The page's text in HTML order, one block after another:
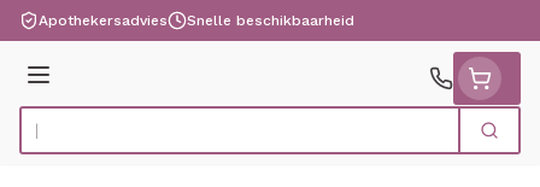
Ga naar de inhoud
Apothekersadvies Snelle beschikbaarheid
Menu
Product, merk, categorie... Zoek